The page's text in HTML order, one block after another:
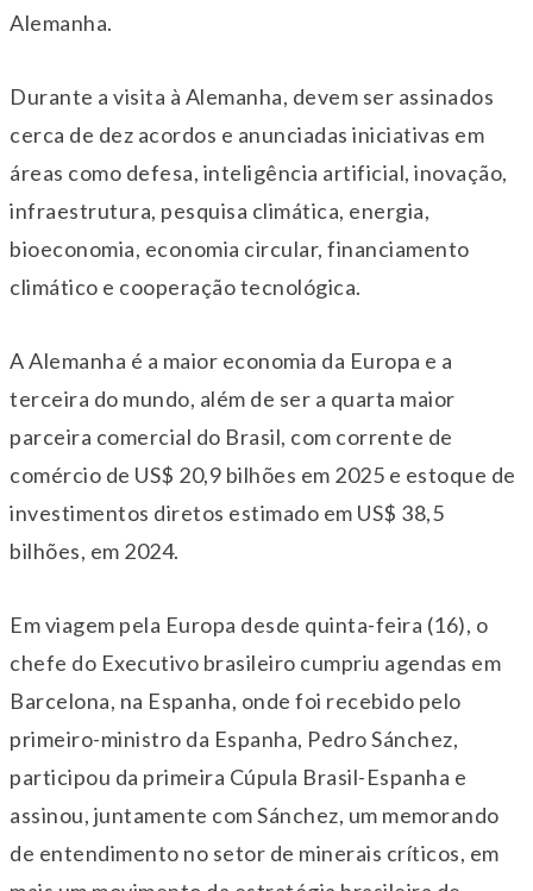
Alemanha.
Durante a visita à Alemanha, devem ser assinados
cerca de dez acordos e anunciadas iniciativas em
áreas como defesa, inteligência artificial, inovação,
infraestrutura, pesquisa climática, energia,
bioeconomia, economia circular, financiamento
climático e cooperação tecnológica.
A Alemanha é a maior economia da Europa e a
terceira do mundo, além de ser a quarta maior
parceira comercial do Brasil, com corrente de
comércio de US$ 20,9 bilhões em 2025 e estoque de
investimentos diretos estimado em US$ 38,5
bilhões, em 2024.
Em viagem pela Europa desde quinta-feira (16), o
chefe do Executivo brasileiro cumpriu agendas em
Barcelona, na Espanha, onde foi recebido pelo
primeiro-ministro da Espanha, Pedro Sánchez,
participou da primeira Cúpula Brasil-Espanha e
assinou, juntamente com Sánchez, um memorando
de entendimento no setor de minerais críticos, em